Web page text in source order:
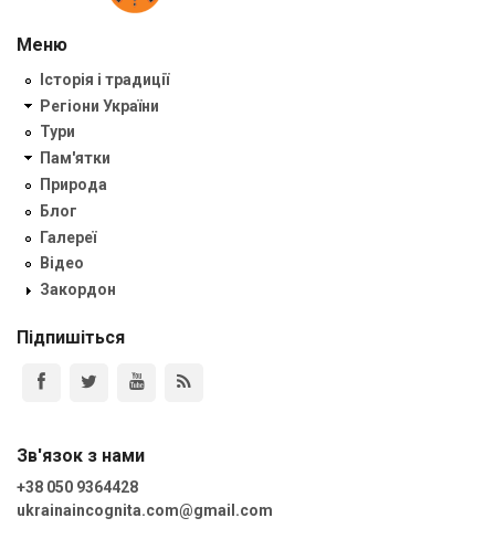
Меню
Історія і традиції
Регіони України
Тури
Пам'ятки
Природа
Блог
Галереї
Відео
Закордон
Підпишіться
Зв'язок з нами
+38 050 9364428
ukrainaincognita.com@gmail.com